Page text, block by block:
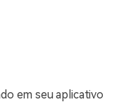
em seu aplicativo